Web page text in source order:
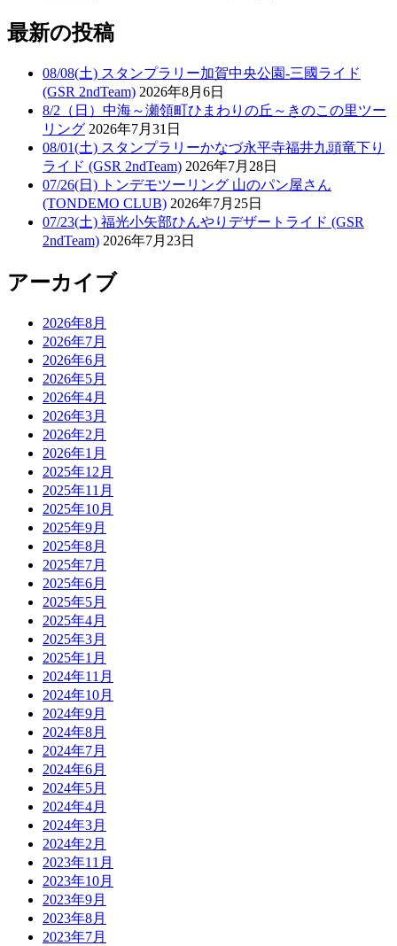
最新の投稿
08/08(土) スタンプラリー加賀中央公園-三國ライド
(GSR 2ndTeam) 2026年8月6日
8/2（日）中海～瀬領町ひまわりの丘～きのこの里ツー
リング 2026年7月31日
08/01(土) スタンプラリーかなづ永平寺福井九頭竜下り
ライド (GSR 2ndTeam) 2026年7月28日
07/26(日) トンデモツーリング 山のパン屋さん
(TONDEMO CLUB) 2026年7月25日
07/23(土) 福光小矢部ひんやりデザートライド (GSR
2ndTeam) 2026年7月23日
アーカイブ
2026年8月
2026年7月
2026年6月
2026年5月
2026年4月
2026年3月
2026年2月
2026年1月
2025年12月
2025年11月
2025年10月
2025年9月
2025年8月
2025年7月
2025年6月
2025年5月
2025年4月
2025年3月
2025年1月
2024年11月
2024年10月
2024年9月
2024年8月
2024年7月
2024年6月
2024年5月
2024年4月
2024年3月
2024年2月
2023年11月
2023年10月
2023年9月
2023年8月
2023年7月